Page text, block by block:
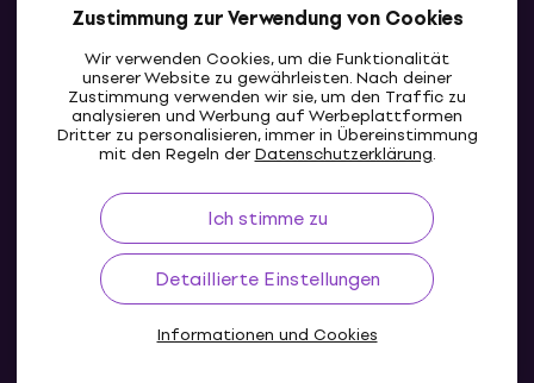
Zustimmung zur Verwendung von Cookies
Wir verwenden Cookies, um die Funktionalität
unserer Website zu gewährleisten. Nach deiner
Zustimmung verwenden wir sie, um den Traffic zu
analysieren und Werbung auf Werbeplattformen
Dritter zu personalisieren, immer in Übereinstimmung
mit den Regeln derDatenschutzerklärung.
Ich stimme zu
Detaillierte Einstellungen
Informationen und Cookies
CH